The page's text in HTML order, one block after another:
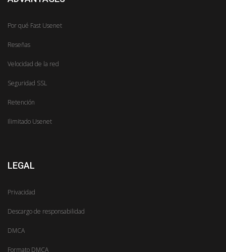
Por qué Fast Usenet
Reseñas
Velocidad de la red
Seguridad SSL
Retención
Ilimitado Usenet
LEGAL
Privacidad
Descargo de responsabilidad
DMCA
Formato DMCA